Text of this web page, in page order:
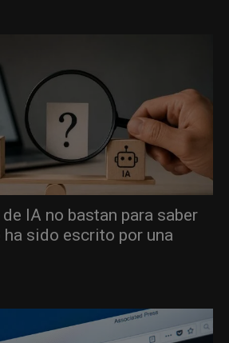
IA no bastan para saber
sido escrito por una